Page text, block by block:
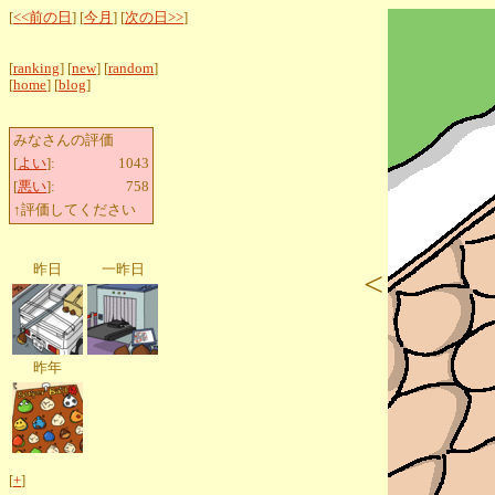
[<<前の日 ] [今月 ] [次の日>>]
[ranking] [new] [random]
[home] [blog]
みなさんの評価
[よい]:
1043
[悪い]:
758
↑評価してください
昨日 一昨日
昨年
[+]
<